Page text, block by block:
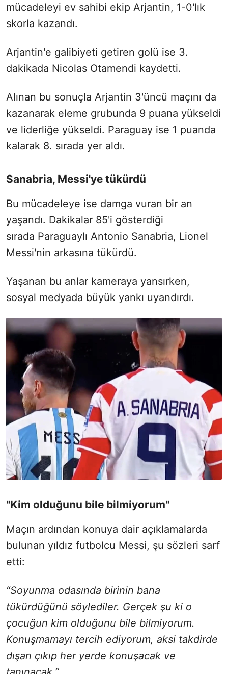
mücadeleyi ev sahibi ekip Arjantin, 1-0'lık
skorla kazandı.
Arjantin'e galibiyeti getiren golü ise 3.
dakikada Nicolas Otamendi kaydetti.
Alınan bu sonuçla Arjantin 3'üncü maçını da
kazanarak eleme grubunda 9 puana yükseldi
ve liderliğe yükseldi. Paraguay ise 1 puanda
kalarak 8. sırada yer aldı.
Sanabria, Messi'ye tükürdü
Bu mücadeleye ise damga vuran bir an
yaşandı. Dakikalar 85'i gösterdiği
sırada Paraguaylı Antonio Sanabria, Lionel
Messi'nin arkasına tükürdü.
Yaşanan bu anlar kameraya yansırken,
sosyal medyada büyük yankı uyandırdı.
"Kim olduğunu bile bilmiyorum"
Maçın ardından konuya dair açıklamalarda
bulunan yıldız futbolcu Messi, şu sözleri sarf
etti:
“Soyunma odasında birinin bana
tükürdüğünü söylediler. Gerçek şu ki o
çocuğun kim olduğunu bile bilmiyorum.
Konuşmamayı tercih ediyorum, aksi takdirde
dışarı çıkıp her yerde konuşacak ve